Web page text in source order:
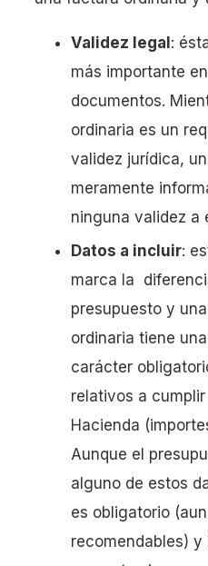
Validez legal :
más importante
documentos.
ordinaria es un
validez jurídica,
meramente
ninguna validez a
Datos a incluir:
marca la
presupuesto y
ordinaria tiene
carácter
relativos a
Hacienda
Aunque el
alguno de estos
es obligatorio
recomendables)